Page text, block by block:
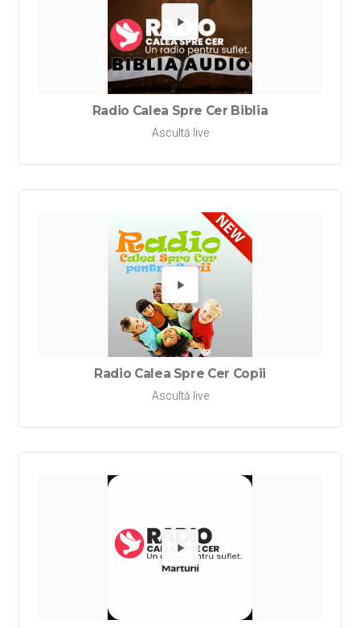
Redă
Radio Calea Spre Cer Biblia
Ascultă live
Redă
Radio Calea Spre Cer Copii
Ascultă live
Redă